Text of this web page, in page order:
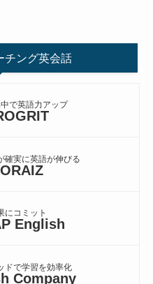
チング英会話
で英語力アップ
確実に英語が伸びる
にコミット
English
ドで学習を効率化
Company